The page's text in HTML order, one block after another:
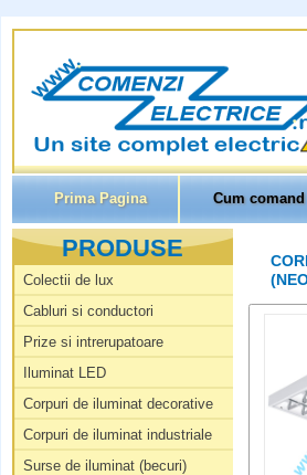
Prima Pagina Cum
PRODUSE
Colectii de lux
Cabluri si conductori
Prize si intrerupatoare
Iluminat LED
Corpuri de iluminat decorative
Corpuri de iluminat industriale
Surse de iluminat (becuri)